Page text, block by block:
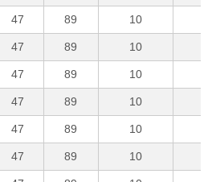
47 89 10
47 89 10
47 89 10
47 89 10
47 89 10
47 89 10